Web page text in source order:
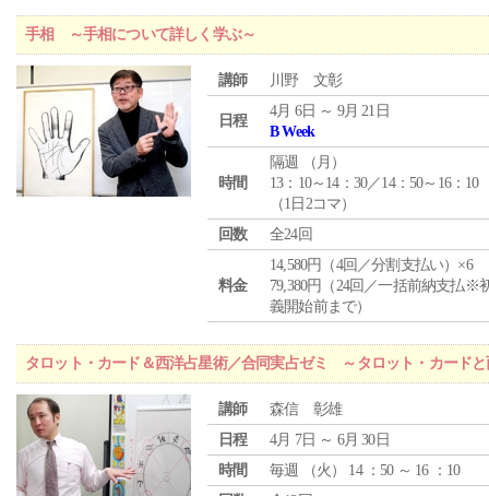
手相 ～手相について詳しく学ぶ～
講師 川野 文彰
日程
4月 6日 ～ 9月 21日
B Week
時間
隔週 （ 月 ）
13：10～14：30／14：50～16：10
（1日2コマ）
回数
全24回
料金
14,580円（4回／分割支払い）×6
79,380円（24回／一括前納支払※
義開始前まで）
タロット・カード＆西洋占星術／合同実占ゼミ ～タロット・カード
講師
森信 彰雄
日程
4月 7日 ～ 6月 30日
時間
毎週 （火 ） 14 ：50 ～ 16 ：10